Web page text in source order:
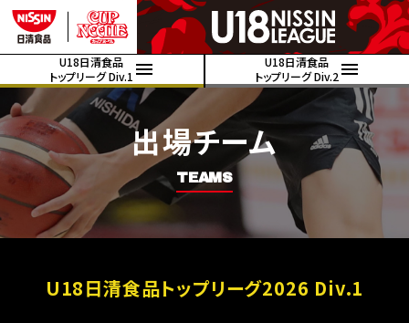
U18日清食品
トップリーグ Div.1
U18日清食品
トップリーグ Div.2
出場チーム
TEAMS
U18日清食品トップリーグ2026 Div.1